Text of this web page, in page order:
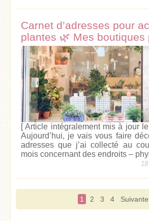
Carnet d’adresses pour
plantes 🌿 Mes boutiques
[ Article intégralement mis à jour
Aujourd’hui, je vais vous faire
adresses que j’ai collecté au
mois concernant des endroits –
1 2 3 4 Suivante